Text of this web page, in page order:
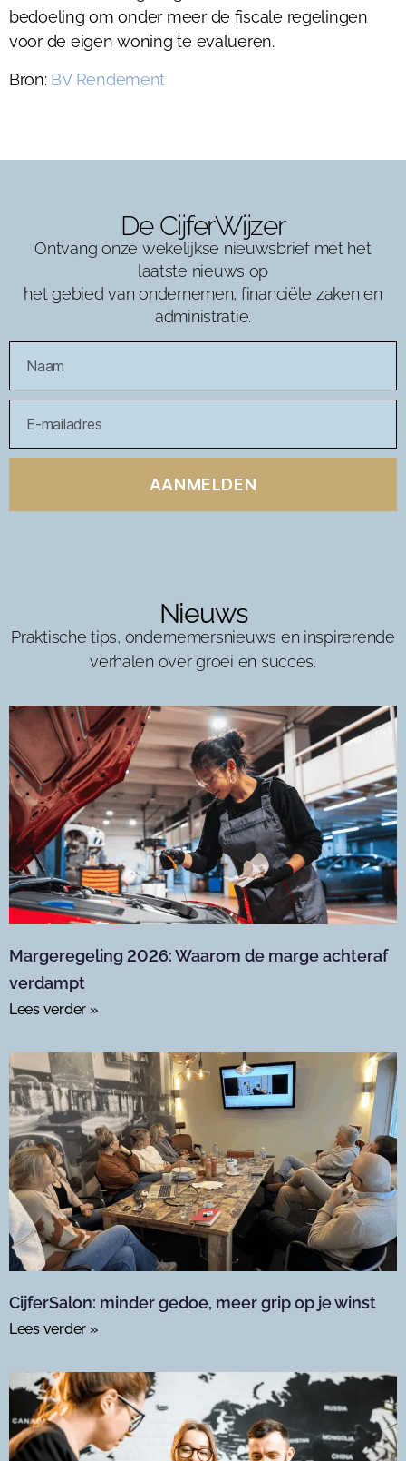
bedoeling om onder meer de fiscale regelingen
voor de eigen woning te evalueren.
Bron: BV Rendement
De CijferWijzer
Ontvang onze wekelijkse nieuwsbrief met het
laatste nieuws op
het gebied van ondernemen, financiële zaken en
administratie.
AANMELDEN
Nieuws
Praktische tips, ondernemersnieuws en inspirerende
verhalen over groei en succes.
Margeregeling 2026: Waarom de marge achteraf
verdampt
Lees verder »
CijferSalon: minder gedoe, meer grip op je winst
Lees verder »